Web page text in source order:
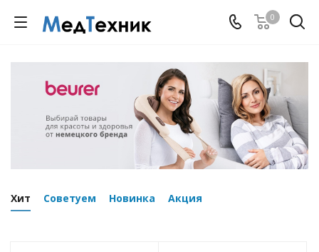
0
Хит Советуем Новинка Акция